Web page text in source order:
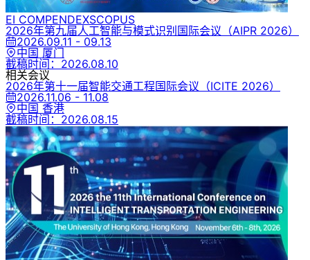
EI COMPENDEXSCOPUS
2026年第九届人工智能与模式识别国际会议 （AIPR 2026）
2026.09.11 - 09.13
中国 厦门
截稿时间： 2026.08.10
相关会议
2026年第十一届智能交通工程国际会议 （ICITE 2026）
2026.11.06 - 11.08
中国 香港
截稿时间： 2026.08.15